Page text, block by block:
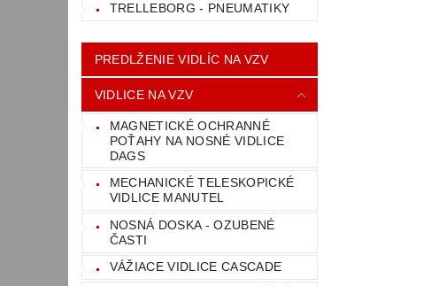
TRELLEBORG - PNEUMATIKY
PREDLŽENIE VIDLÍC NA VZV
VIDLICE NA VZV
MAGNETICKÉ OCHRANNÉ
POŤAHY NA NOSNÉ VIDLICE
DAGS
MECHANICKÉ TELESKOPICKÉ
VIDLICE MANUTEL
NOSNÁ DOSKA - OZUBENÉ
ČASTI
VÁŽIACE VIDLICE CASCADE